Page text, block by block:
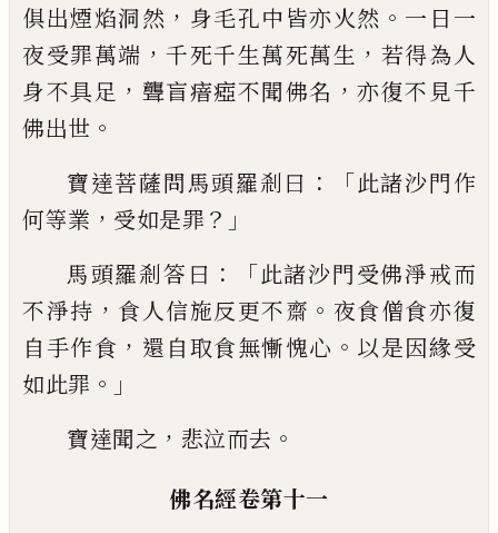
俱出煙焰洞然 ， 身毛孔中皆亦火然 。 一日一
夜受罪萬端 ，千死千生萬死萬生 ， 若得為人
身不具足 ， 聾盲瘖瘂不聞佛名 ，亦復不見千
佛出世 。
寶達菩薩問馬頭羅剎曰 ：「此諸沙門作
何等業 ， 受如是罪 ？」
馬頭羅剎答曰 ：「此諸沙門受佛淨戒而
不淨持 ， 食人信施反更不齋 。 夜食僧食亦復
自手作食 ， 還自取食無慚愧心 。 以是因緣受
如此罪 。」
寶達聞之 ， 悲泣而去 。
佛名經卷第十一